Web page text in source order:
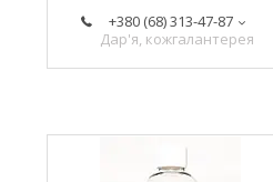
+380 (68) 313-47-87
Дар'я, кожгалантерея